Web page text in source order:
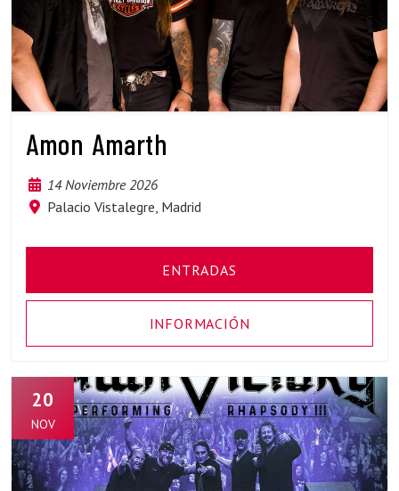
Amon Amarth
14 Noviembre 2026
Palacio Vistalegre, Madrid
ENTRADAS
INFORMACIÓN
20
NOV